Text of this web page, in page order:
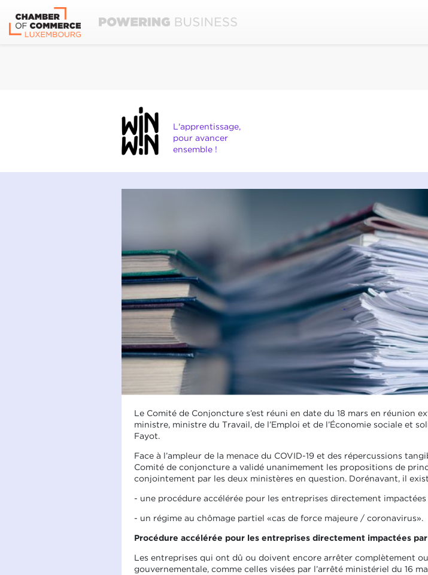
L'apprentissage,
pour avancer
ensemble !
Le Comité de Conjoncture s’est réuni en date du 18 mars en réunion
ministre, ministre du Travail, de l’Emploi et de l’Économie sociale et
Fayot.
Face à l’ampleur de la menace du COVID-19 et des répercussions
Comité de conjoncture a validé unanimement les propositions de
conjointement par les deux ministères en question. Dorénavant, il
- une procédure accélérée pour les entreprises directement
- un régime au chômage partiel «cas de force majeure / coronavirus».
Procédure accélérée pour les entreprises directement impactées
Les entreprises qui ont dû ou doivent encore arrêter complètement
gouvernementale, comme celles visées par l’arrêté ministériel du 16